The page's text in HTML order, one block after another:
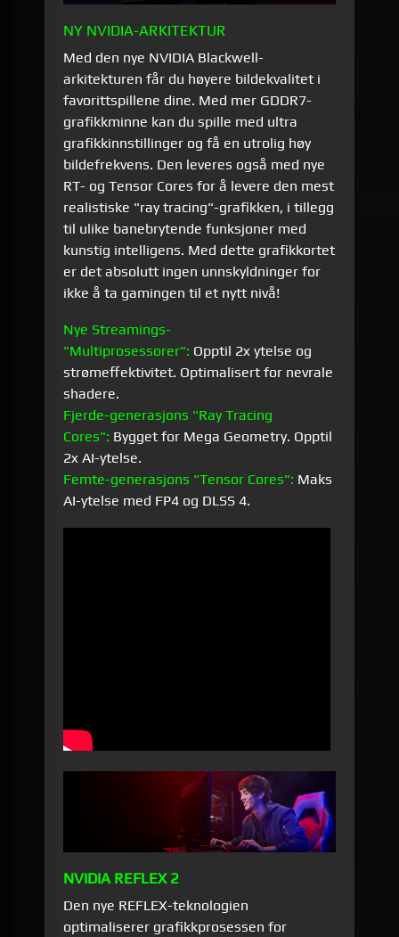
NY NVIDIA-ARKITEKTUR
Med den nye NVIDIA Blackwell-
arkitekturen får du høyere bildekvalitet i
favorittspillene dine. Med mer GDDR7-
grafikkminne kan du spille med ultra
grafikkinnstillinger og få en utrolig høy
bildefrekvens. Den leveres også med nye
RT- og Tensor Cores for å levere den mest
realistiske "ray tracing"-grafikken, i tillegg
til ulike banebrytende funksjoner med
kunstig intelligens. Med dette grafikkortet
er det absolutt ingen unnskyldninger for
ikke å ta gamingen til et nytt nivå!
Nye Streamings-
"Multiprosessorer": Opptil 2x ytelse og
strømeffektivitet. Optimalisert for nevrale
shadere.
Fjerde-generasjons "Ray Tracing
Cores": Bygget for Mega Geometry. Opptil
2x AI-ytelse.
Femte-generasjons "Tensor Cores": Maks
AI-ytelse med FP4 og DLSS 4.
NVIDIA REFLEX 2
Den nye REFLEX-teknologien
optimaliserer grafikkprosessen for